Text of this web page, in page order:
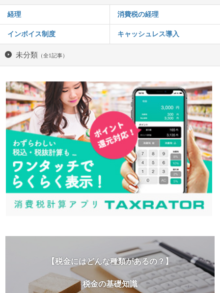
経理 消費税の経理
インボイス制度 キャッシュレス導入
未分類 （全1記事）
【税金にはどんな種類があるの？】
税金の基礎知識